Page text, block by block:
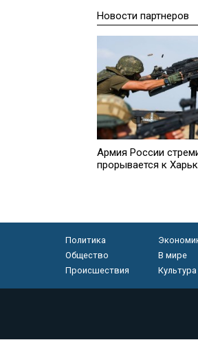
Новости партнеров
Армия России
прорывается к
Политика
Общество
В мире
Происшествия
Культура